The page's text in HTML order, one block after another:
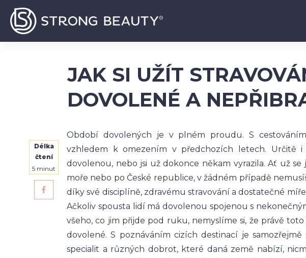
JAK SI UŽÍT
DOVOLENÉ A
Délka
čtení
5 minut
Období dovolených je v plném proudu. S
vzhledem k omezením v předchozích letech. Určitě
dovolenou, nebo jsi už dokonce někam vyrazila. Ať už
moře nebo po České republice, v žádném případě
díky své disciplíně, zdravému stravování a dostatečné
Ačkoliv spousta lidí má dovolenou spojenou s
všeho, co jim přijde pod ruku, nemyslíme si, že právě
dovolené. S poznáváním cizích destinací je
specialit a různých dobrot, které daná země nabízí,